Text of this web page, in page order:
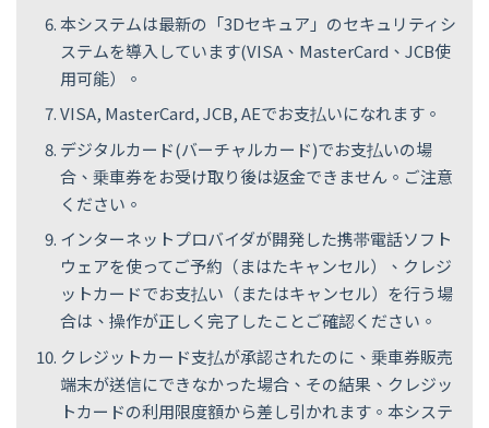
本システムは最新の「3Dセキュア」のセキュリティシ
ステムを導入しています(VISA、MasterCard、JCB使
用可能）。
VISA, MasterCard, JCB, AEでお支払いになれます。
デジタルカード(バーチャルカード)でお支払いの場
合、乗車券をお受け取り後は返金できません。ご注意
ください。
インターネットプロバイダが開発した携帯電話ソフト
ウェアを使ってご予約（まはたキャンセル）、クレジ
ットカードでお支払い（またはキャンセル）を行う場
合は、操作が正しく完了したことご確認ください。
クレジットカード支払が承認されたのに、乗車券販売
端末が送信にできなかった場合、その結果、クレジッ
トカードの利用限度額から差し引かれます。本システ